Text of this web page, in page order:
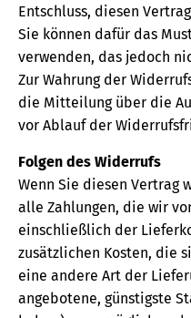
Entschluss, diesen
Sie können dafür das
verwenden, das jedoch
Zur Wahrung der
die Mitteilung über die
vor Ablauf der
Folgen des Widerrufs
Wenn Sie diesen Vertrag
alle Zahlungen, die wir
einschließlich der
zusätzlichen Kosten, die
eine andere Art der
angebotene, günstigste